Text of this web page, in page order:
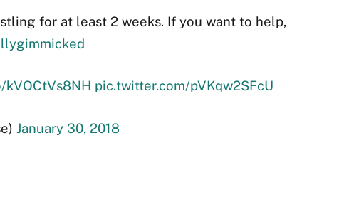
for at least 2 weeks. If you want to help,
kVOCtVs8NH pic.twitter.com/pVKqw2SFcU
January 30, 2018